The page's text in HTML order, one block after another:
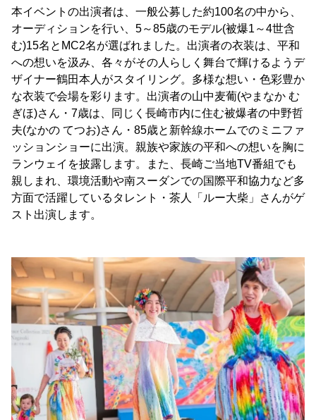
本イベントの出演者は、一般公募した約100名の中から、
オーディションを行い、5～85歳のモデル(被爆1～4世含
む)15名とMC2名が選ばれました。出演者の衣装は、平和
への想いを汲み、各々がその人らしく舞台で輝けるようデ
ザイナー鶴田本人がスタイリング。多様な想い・色彩豊か
な衣装で会場を彩ります。出演者の山中麦葡(やまなか む
ぎほ)さん・7歳は、同じく長崎市内に住む被爆者の中野哲
夫(なかの てつお)さん・85歳と新幹線ホームでのミニファ
ッションショーに出演。親族や家族の平和への想いを胸に
ランウェイを披露します。また、長崎ご当地TV番組でも
親しまれ、環境活動や南スーダンでの国際平和協力など多
方面で活躍しているタレント・茶人「ルー大柴」さんがゲ
スト出演します。